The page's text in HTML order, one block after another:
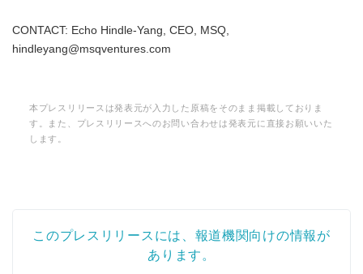
CONTACT: Echo Hindle-Yang, CEO, MSQ,
hindleyang@msqventures.com
本プレスリリースは発表元が入力した原稿をそのまま掲載しておりま
す。また、プレスリリースへのお問い合わせは発表元に直接お願いいた
します。
このプレスリリースには、報道機関向けの情報が
あります。